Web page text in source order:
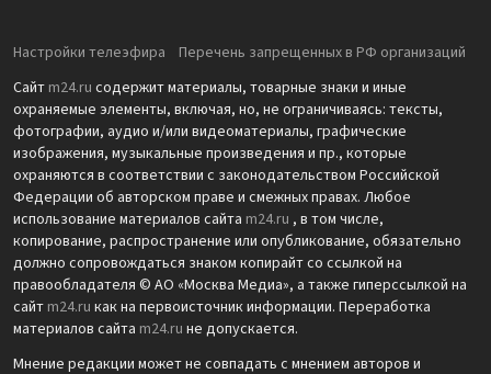
Настройки телеэфира
Перечень запрещенных в РФ организаций
Сайт m24.ru содержит материалы, товарные знаки и иные
охраняемые элементы, включая, но, не ограничиваясь: тексты,
фотографии, аудио и/или видеоматериалы, графические
изображения, музыкальные произведения и пр., которые
охраняются в соответствии с законодательством Российской
Федерации об авторском праве и смежных правах. Любое
использование материалов сайта m24.ru , в том числе,
копирование, распространение или опубликование, обязательно
должно сопровождаться знаком копирайт со ссылкой на
правообладателя © АО «Москва Медиа», а также гиперссылкой на
сайт m24.ru как на первоисточник информации. Переработка
материалов сайта m24.ru не допускается.
Мнение редакции может не совпадать с мнением авторов и